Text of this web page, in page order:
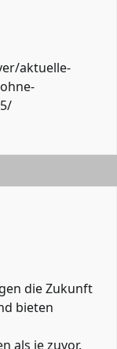
aktuelle-
die Zukunft
bieten
als je zuvor.